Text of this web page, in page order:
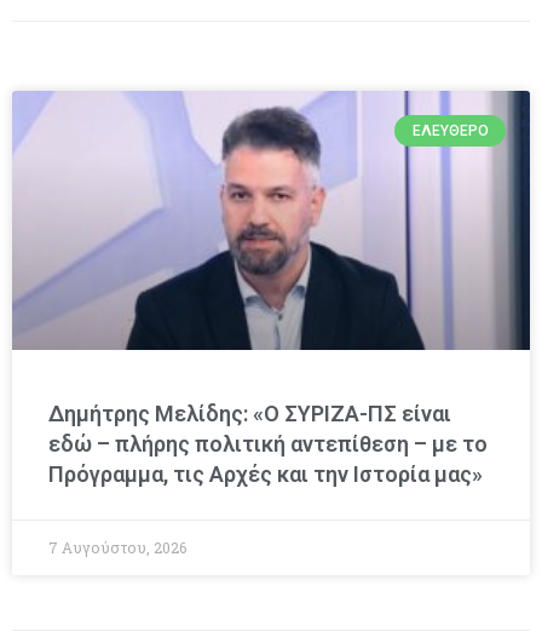
ΕΛΕΎΘΕΡΟ
Δημήτρης Μελίδης: «Ο ΣΥΡΙΖΑ-ΠΣ είναι
εδώ – πλήρης πολιτική αντεπίθεση – με το
Πρόγραμμα, τις Αρχές και την Ιστορία μας»
7 Αυγούστου, 2026